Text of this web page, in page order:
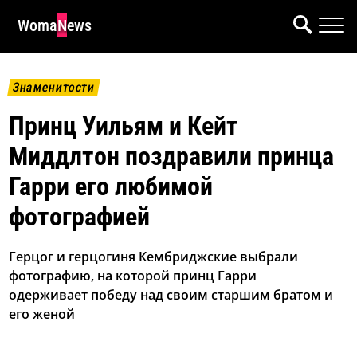
WomaNews
Знаменитости
Принц Уильям и Кейт
Миддлтон поздравили принца
Гарри его любимой
фотографией
Герцог и герцогиня Кембриджские выбрали
фотографию, на которой принц Гарри
одерживает победу над своим старшим братом и
его женой